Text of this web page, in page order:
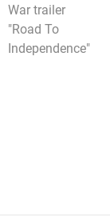
War trailer
"Road To
Independence"